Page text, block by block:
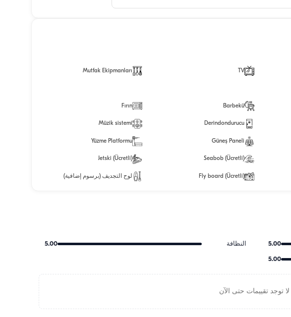
TV
Mutfak Ekipmanları
Barbekü
Fırın
Derindondurucu
Müzik sistemi
Güneş Paneli
Yüzme Platformu
Seabob (Ücretli)
Jetski (Ücretli)
Fly board (Ücretli) لوح التجديف (برسوم إضافية)
5.00 النظافة 5.00
5.00
لا توجد تقييمات حتى الآن